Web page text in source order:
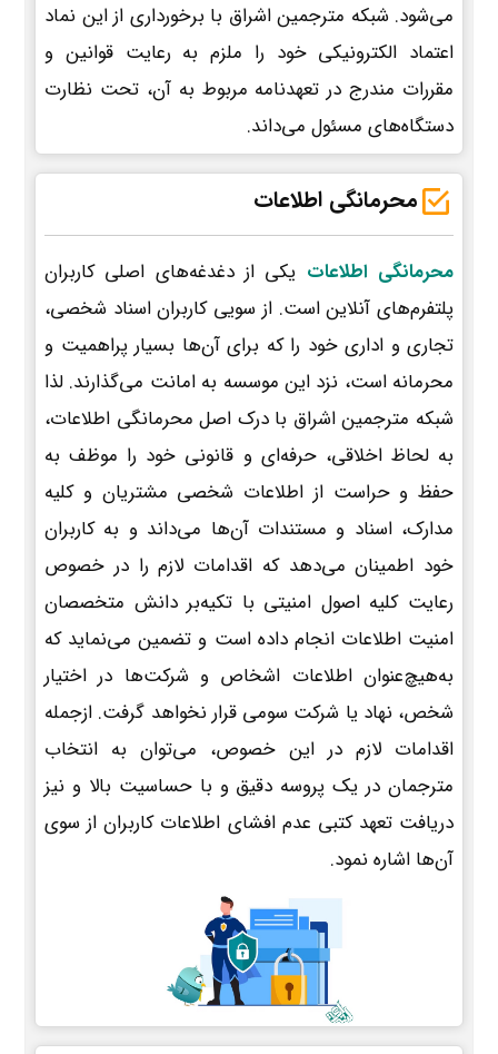
می‌شود. شبکه مترجمین اشراق با برخورداری از این نماد
اعتماد الکترونیکی خود را ملزم به رعایت قوانین و
مقررات مندرج در تعهدنامه مربوط به آن، تحت نظارت
دستگاه‌های مسئول می‌داند.
محرمانگی اطلاعات
محرمانگی اطلاعات یکی از دغدغه‌های اصلی کاربران
پلتفرم‌های آنلاین است. از سویی کاربران اسناد شخصی،
تجاری و اداری خود را که برای آن‌ها بسیار پراهمیت و
محرمانه است، نزد این موسسه به امانت می‌گذارند. لذا
شبکه مترجمین اشراق با درک اصل محرمانگی اطلاعات،
به لحاظ اخلاقی، حرفه‌ای و قانونی خود را موظف به
حفظ و حراست از اطلاعات شخصی مشتریان و کلیه
مدارک، اسناد و مستندات آن‌ها می‌داند و به کاربران
خود اطمینان می‌دهد که اقدامات لازم را در خصوص
رعایت کلیه اصول امنیتی با تکیه‌بر دانش متخصصان
امنیت اطلاعات انجام داده است و تضمین می‌نماید که
به‌هیچ‌عنوان اطلاعات اشخاص و شرکت‌ها در اختیار
شخص، نهاد یا شرکت سومی قرار نخواهد گرفت. ازجمله
اقدامات لازم در این خصوص، می‌توان به انتخاب
مترجمان در یک پروسه دقیق و با حساسیت بالا و نیز
دریافت تعهد کتبی عدم افشای اطلاعات کاربران از سوی
آن‌ها اشاره نمود.